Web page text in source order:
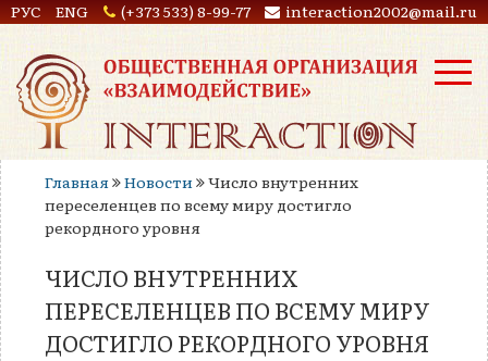
РУС ENG (+373 533) 8-99-77 interaction2002@mail.ru
Главная Новости
Число внутренних
переселенцев по всему миру достигло
рекордного уровня
ЧИСЛО ВНУТРЕННИХ
ПЕРЕСЕЛЕНЦЕВ ПО ВСЕМУ МИРУ
ДОСТИГЛО РЕКОРДНОГО УРОВНЯ